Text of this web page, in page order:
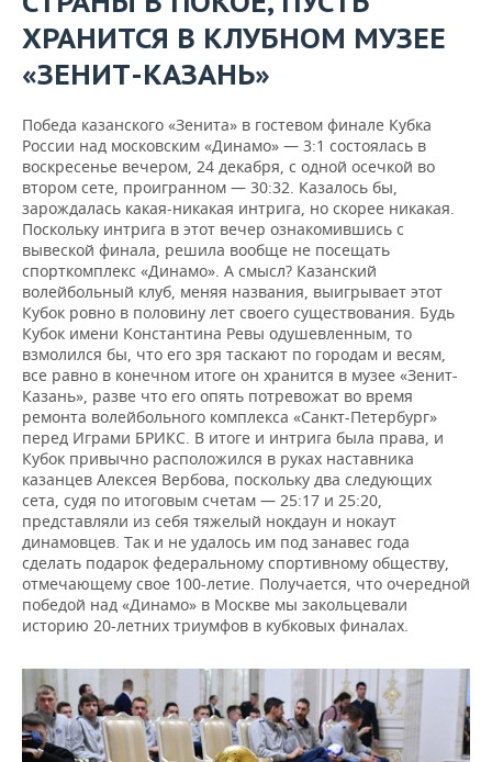
ХРАНИТСЯ В КЛУБНОМ МУЗЕЕ
«ЗЕНИТ-КАЗАНЬ»
Победа казанского «Зенита» в гостевом финале Кубка
России над московским «Динамо» — 3:1 состоялась в
воскресенье вечером, 24 декабря, с одной осечкой во
втором сете, проигранном — 30:32. Казалось бы,
зарождалась какая-никакая интрига, но скорее никакая.
Поскольку интрига в этот вечер ознакомившись с
вывеской финала, решила вообще не посещать
спорткомплекс «Динамо». А смысл? Казанский
волейбольный клуб, меняя названия, выигрывает этот
Кубок ровно в половину лет своего существования. Будь
Кубок имени Константина Ревы одушевленным, то
взмолился бы, что его зря таскают по городам и весям,
все равно в конечном итоге он хранится в музее «Зенит-
Казань», разве что его опять потревожат во время
ремонта волейбольного комплекса «Санкт-Петербург»
перед Играми БРИКС. В итоге и интрига была права, и
Кубок привычно расположился в руках наставника
казанцев Алексея Вербова, поскольку два следующих
сета, судя по итоговым счетам — 25:17 и 25:20,
представляли из себя тяжелый нокдаун и нокаут
динамовцев. Так и не удалось им под занавес года
сделать подарок федеральному спортивному обществу,
отмечающему свое 100-летие. Получается, что очередной
победой над «Динамо» в Москве мы закольцевали
историю 20-летних триумфов в кубковых финалах.